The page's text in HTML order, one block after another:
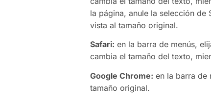
la página, anule la selección
vista al tamaño original.
Safari: en la barra de menús,
cambia el tamaño del texto,
Google Chrome: en la barra de
tamaño original.